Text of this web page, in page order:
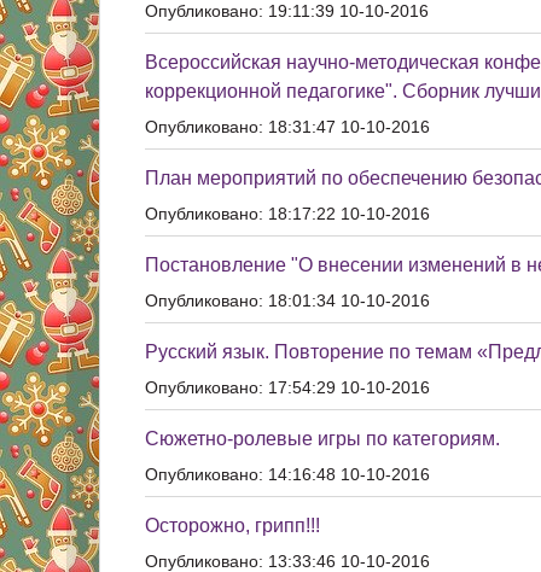
Опубликовано: 19:11:39 10-10-2016
Всероссийская научно-методическая
коррекционной педагогике". Сборник
Опубликовано: 18:31:47 10-10-2016
План мероприятий по обеспечению
Опубликовано: 18:17:22 10-10-2016
Постановление "О внесении изменений в
Опубликовано: 18:01:34 10-10-2016
Русский язык. Повторение по темам
Опубликовано: 17:54:29 10-10-2016
Сюжетно-ролевые игры по категориям.
Опубликовано: 14:16:48 10-10-2016
Осторожно, грипп!!!
Опубликовано: 13:33:46 10-10-2016